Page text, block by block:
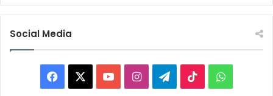
Social Media
Facebook YouTubeInstagramTelegram
TikTok